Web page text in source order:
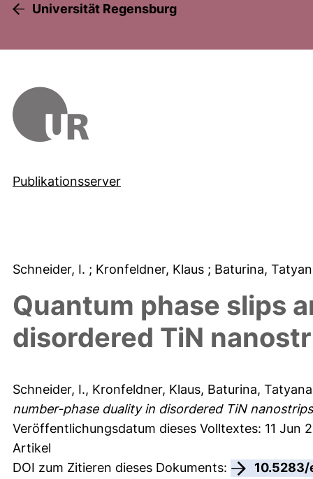
Universität Regensburg
Publikationsserver
Schneider, I. ; Kronfeldner, Klaus ; Baturina,
Quantum phase slips
disordered TiN
Schneider, I., Kronfeldner, Klaus, Baturina,
number-phase duality in disordered TiN
Veröffentlichungsdatum dieses Volltextes: 11 Jun
Artikel
DOI zum Zitieren dieses Dokuments: